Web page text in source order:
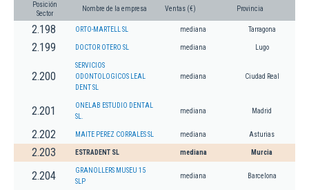
Posición
Sector
Nombre de la empresa Ventas (€) Provincia
2.198 ORTO-MARTELL SL mediana Tarragona
2.199 DOCTOR OTERO SL mediana Lugo
2.200
SERVICIOS
ODONTOLOGICOS LEAL
DENT SL
mediana Ciudad Real
2.201
ONELAB ESTUDIO DENTAL
SL.
mediana Madrid
2.202 MAITE PEREZ CORRALES SL mediana Asturias
2.203 ESTRADENT SL mediana Murcia
2.204
GRANOLLERS MUSEU 15
SLP
mediana Barcelona